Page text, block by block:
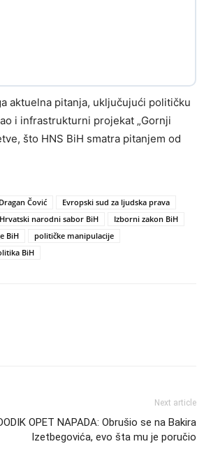
aktuelna pitanja, uključujući političku
i infrastrukturni projekat „Gornji
što HNS BiH smatra pitanjem od
Dragan Čović
Evropski sud za ljudska prava
Hrvatski narodni sabor BiH
Izborni zakon BiH
BiH
političke manipulacije
BiH
Next article
OPET NAPADA: Obrušio se na Bakira
Izetbegovića, evo šta mu je poručio